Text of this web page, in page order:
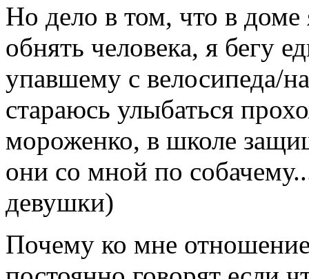
Но дело в том, что в доме
обнять человека, я бегу
упавшему с велосипеда/
стараюсь улыбаться
мороженко, в школе
они со мной по
девушки)
Почему ко мне